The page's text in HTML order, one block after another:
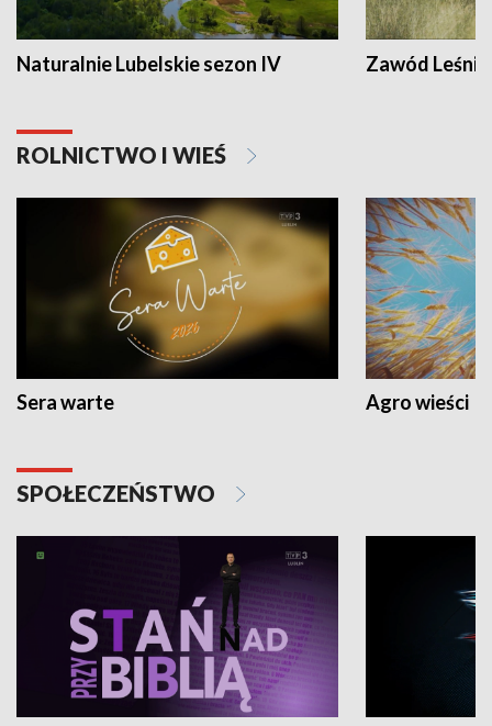
Naturalnie Lubelskie sezon IV Zawód Leśnik
ROLNICTWO I WIEŚ
Sera warte Agro wieści
SPOŁECZEŃSTWO